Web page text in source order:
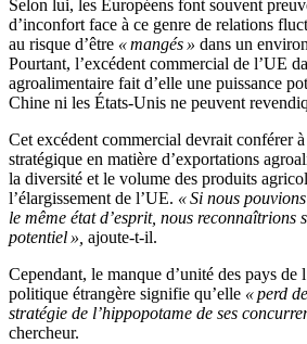
Selon lui, les Européens font souvent
d’inconfort face à ce genre de relations
au risque d’être « mangés » dans un
Pourtant, l’excédent commercial de l’UE
agroalimentaire fait d’elle une puissance
Chine ni les États-Unis ne peuvent
Cet excédent commercial devrait conférer
stratégique en matière d’exportations
la diversité et le volume des produits
l’élargissement de l’UE. « Si nous
le même état d’esprit, nous reconnaîtrions
potentiel », ajoute-t-il.
Cependant, le manque d’unité des pays de
politique étrangère signifie qu’elle « perd
stratégie de l’hippopotame de ses
chercheur.